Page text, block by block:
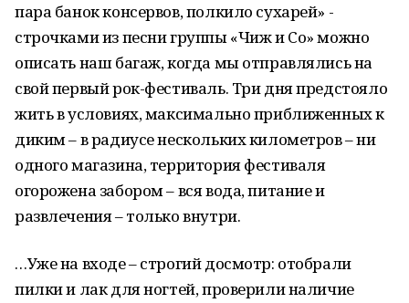
пара банок консервов, полкило сухарей» -
строчками из песни группы «Чиж иCо» можно
описать наш багаж, когда мы отправлялись на
свой первый рок-фестиваль. Три дня предстояло
жить в условиях, максимально приближенных к
диким – в радиусе нескольких километров – ни
одного магазина, территория фестиваля
огорожена забором – вся вода, питание и
развлечения – только внутри.
…Уже на входе – строгий досмотр: отобрали
пилки и лак для ногтей, проверили наличие